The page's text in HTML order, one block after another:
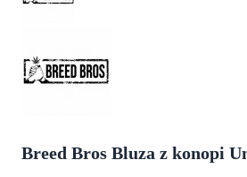
Breed Bros Bluza z konopi